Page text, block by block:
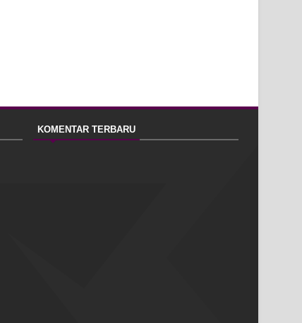
KOMENTAR TERBARU